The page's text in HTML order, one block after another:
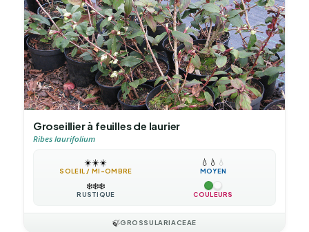
Groseillier à feuilles de laurier
Ribes laurifolium
☀️☀️☀️
SOLEIL / MI-OMBRE
💧 💧 💧
MOYEN
❄️❄️❄️
RUSTIQUE COULEURS
🍃GROSSULARIACEAE